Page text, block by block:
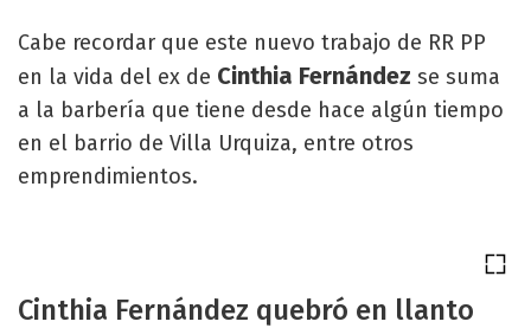
Cabe recordar que este nuevo trabajo de RR PP
en la vida del ex de Cinthia Fernández se suma
a la barbería que tiene desde hace algún tiempo
en el barrio de Villa Urquiza, entre otros
emprendimientos.
Cinthia Fernández quebró en llanto